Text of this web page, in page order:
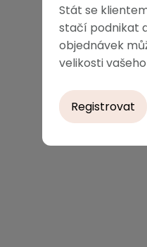
Stát se
stačí podnikat
objednávek
velikosti
Registrovat